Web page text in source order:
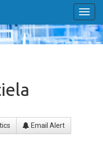
Email Alert